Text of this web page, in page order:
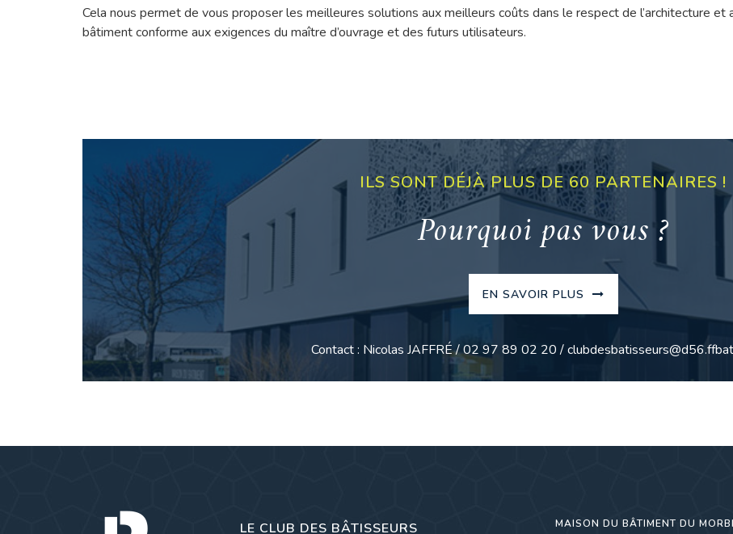
Cela nous permet de vous proposer les meilleures solutions aux meilleurs coûts dans le respect de l’architecture et
bâtiment conforme aux exigences du maître d’ouvrage et des futurs utilisateurs.
ILS SONT DÉJÀ PLUS DE 60 PARTENAIRES !
Pourquoi pas vous ?
EN SAVOIR PLUS
Contact : Nicolas JAFFRÉ / 02 97 89 02 20 /
LE CLUB DES BÂTISSEURS MAISON DU BÂTIMENT DU